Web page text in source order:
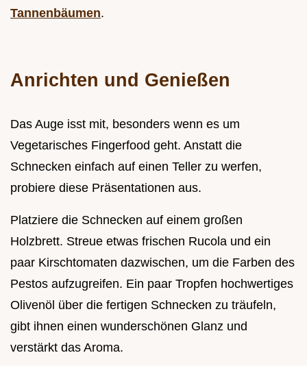
Tannenbäumen.
Anrichten und Genießen
Das Auge isst mit, besonders wenn es um
Vegetarisches Fingerfood geht. Anstatt die
Schnecken einfach auf einen Teller zu werfen,
probiere diese Präsentationen aus.
Platziere die Schnecken auf einem großen
Holzbrett. Streue etwas frischen Rucola und ein
paar Kirschtomaten dazwischen, um die Farben des
Pestos aufzugreifen. Ein paar Tropfen hochwertiges
Olivenöl über die fertigen Schnecken zu träufeln,
gibt ihnen einen wunderschönen Glanz und
verstärkt das Aroma.